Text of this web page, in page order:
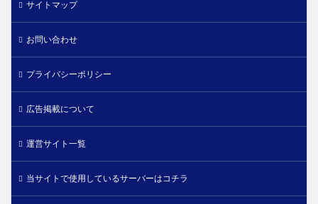
サイトマップ
お問い合わせ
プライバシーポリシー
広告掲載について
運営サイト一覧
当サイトで使用しているサーバーはコチラ